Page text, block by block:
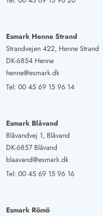
Esmark Henne Strand
Strandvejen 422, Henne Strand
DK-6854 Henne
henne@esmark.dk
Tel: 00 45 69 15 96 14
Esmark Blåvand
Blåvandvej 1, Blåvand
DK-6857 Blåvand
blaavand@esmark.dk
Tel: 00 45 69 15 96 16
Esmark Römö